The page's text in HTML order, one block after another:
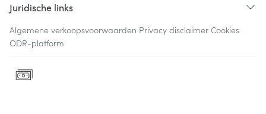
Juridische links
Algemene verkoopsvoorwaarden Privacy disclaimer Cookies
ODR-platform